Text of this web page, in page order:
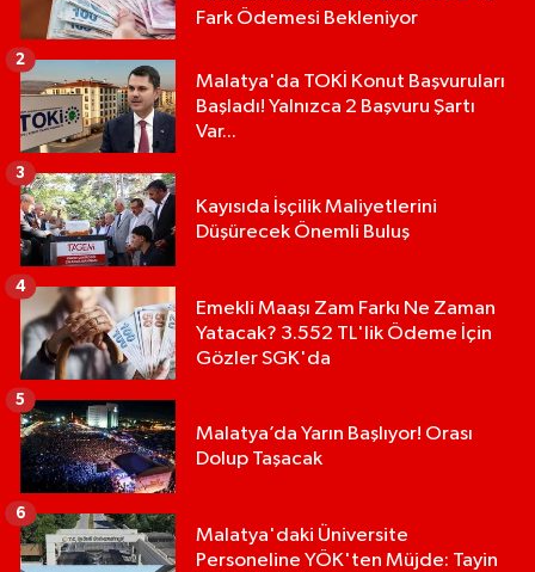
Fark Ödemesi Bekleniyor
Malatya'da TOKİ Konut Başvuruları
Başladı! Yalnızca 2 Başvuru Şartı
Var...
2
Kayısıda İşçilik Maliyetlerini
Düşürecek Önemli Buluş
3
Emekli Maaşı Zam Farkı Ne Zaman
Yatacak? 3.552 TL'lik Ödeme İçin
Gözler SGK'da
4
Malatya’da Yarın Başlıyor! Orası
Dolup Taşacak
5
Malatya'daki Üniversite
Personeline YÖK'ten Müjde: Tayin
6